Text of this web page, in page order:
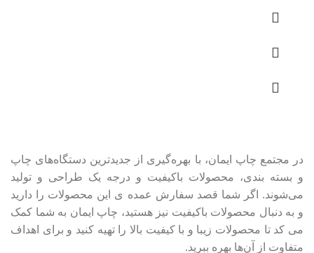
در مجتمع چاپ ایمان، با بهره‌گیری از جدیدترین دستگاه‌های چاپ
و بسته بندی، محصولات باکیفیت و درجه یک طراحی و تولید
می‌شوند. اگر شما قصد سفارش عمده ی این محصولات را دارید
و به‌ دنبال محصولات باکیفیت نیز هستید، چاپ ایمان به شما کمک
می کد تا محصولات زیبا و با کیفیت بالا را تهیه کنید و برای اهداف
متفاوت از آن‌ها بهره ببرید.